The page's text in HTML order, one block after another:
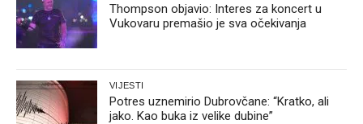
Thompson objavio: Interes za koncert u
Vukovaru premašio je sva očekivanja
VIJESTI
Potres uznemirio Dubrovčane: “Kratko, ali
jako. Kao buka iz velike dubine”